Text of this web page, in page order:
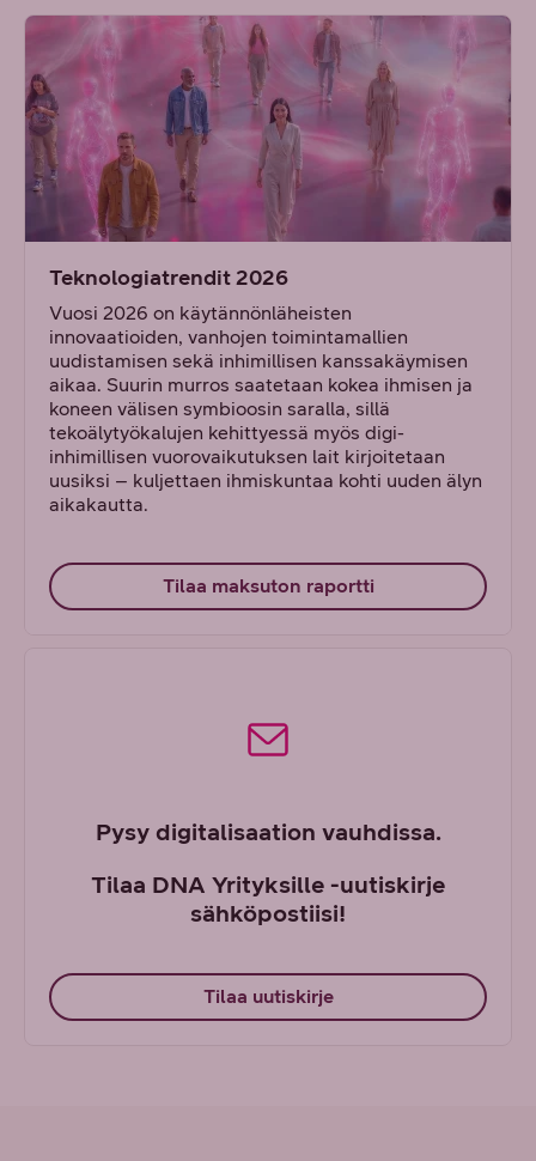
Teknologiatrendit 2026
Vuosi 2026 on käytännönläheisten
innovaatioiden, vanhojen toimintamallien
uudistamisen sekä inhimillisen kanssakäymisen
aikaa. Suurin murros saatetaan kokea ihmisen ja
koneen välisen symbioosin saralla, sillä
tekoälytyökalujen kehittyessä myös digi-
inhimillisen vuorovaikutuksen lait kirjoitetaan
uusiksi – kuljettaen ihmiskuntaa kohti uuden älyn
aikakautta.
Tilaa maksuton raportti
Pysy digitalisaation vauhdissa.
Tilaa DNA Yrityksille -uutiskirje
sähköpostiisi!
Tilaa uutiskirje